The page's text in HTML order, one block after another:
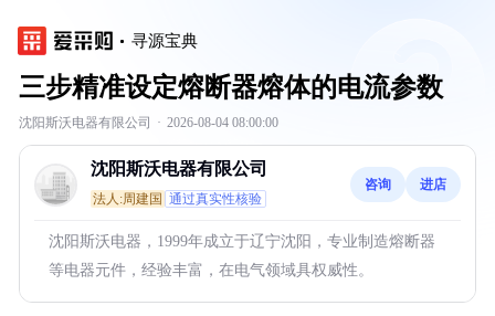
寻源宝典
三步精准设定熔断器熔体的电流参数
沈阳斯沃电器有限公司 · 2026-08-04 08:00:00
沈阳斯沃电器有限公司
法人:周建国 通过真实性核验
咨询 进店
沈阳斯沃电器，1999年成立于辽宁沈阳，专业制造熔断器
等电器元件，经验丰富，在电气领域具权威性。